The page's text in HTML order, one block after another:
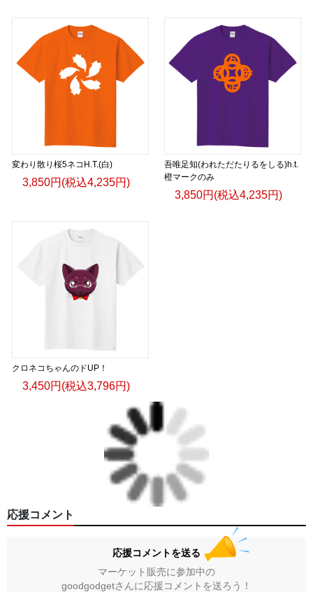
変わり散り桜5ネコH.T.(白)
3,850円(税込4,235円)
吾唯足知(われただたりるをしる)h.t.
橙マークのみ
3,850円(税込4,235円)
クロネコちゃんのドUP！
3,450円(税込3,796円)
応援コメント
応援コメントを送る
マーケット販売に参加中の
goodgodgetさんに応援コメントを送ろう！